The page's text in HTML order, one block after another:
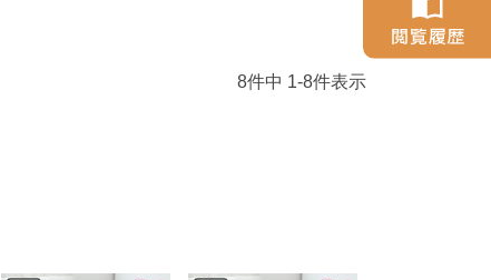
8件中 1-8件表示